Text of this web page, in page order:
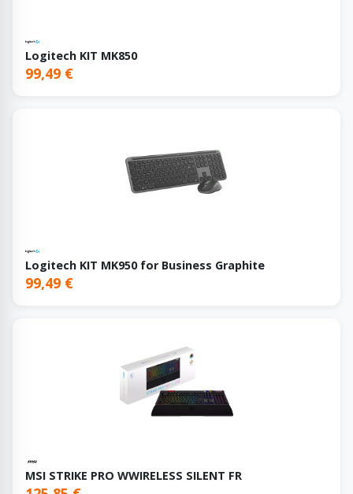
Logitech KIT MK850
99,49 €
Logitech KIT MK950 for Business Graphite
99,49 €
MSI STRIKE PRO WWIRELESS SILENT FR